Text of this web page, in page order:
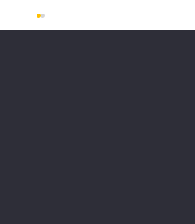
como os
e juniores em IT